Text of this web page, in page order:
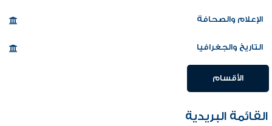
الإعلام والصحافة
التاريخ والجغرافيا
الأقسام
القائمة البريدية